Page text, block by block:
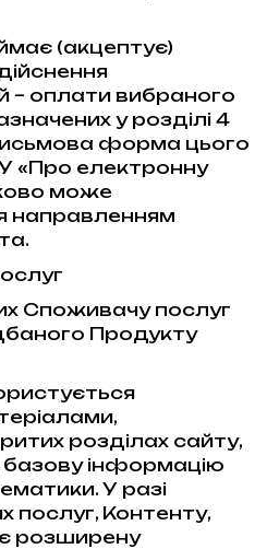
(акцептує)
– оплати вибраного
у розділі 4
форма цього
«Про електронну
може
направленням
Споживачу послуг
Продукту
розділах сайту,
базову інформацію
У разі
послуг, Контенту,
розширену